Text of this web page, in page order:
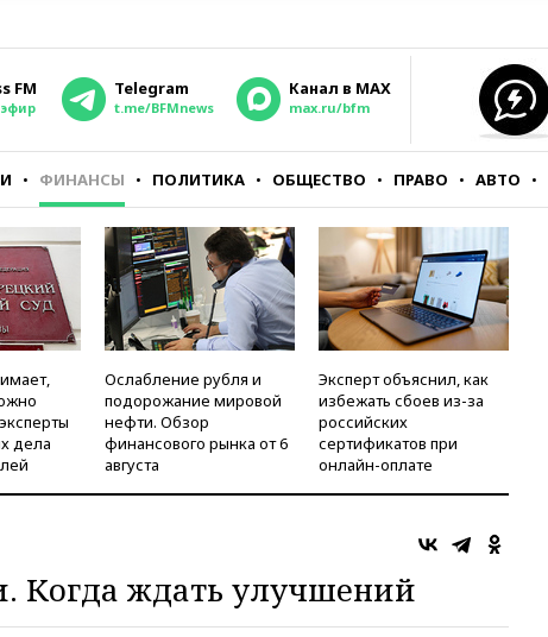
FM Telegram
t.me/BFMnews
Канал в MAX
max.ru/bfm
ФИНАНСЫ ПОЛИТИКА ОБЩЕСТВО ПРАВО АВТО
дела
Ослабление рубля и
подорожание мировой
нефти. Обзор
финансового рынка от 6
августа
Эксперт объяснил, как
избежать сбоев из-за
российских
сертификатов при
онлайн-оплате
Когда ждать улучшений